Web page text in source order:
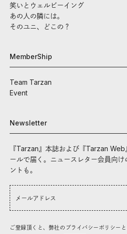
笑いとウェルビーイング
あの人の隣には。
そのユニ、どこの？
MemberShip
Team Tarzan
Event
Newsletter
『Tarzan』本誌および『Tarzan
ールで届く。ニュースレター会員向
ントも。
ご登録頂くと、弊社のプライバシーポリシー